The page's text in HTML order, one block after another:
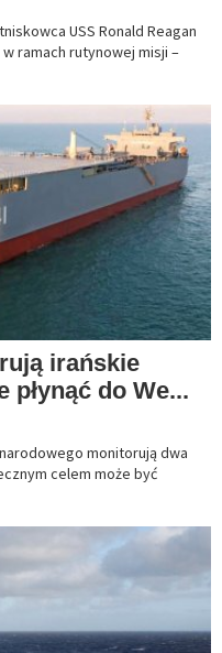
USS Ronald Reagan
w ramach rutynowej misji –
irańskie
płynąć do We...
monitorują dwa
celem może być